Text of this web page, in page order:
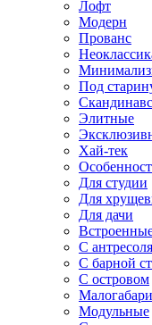
Лофт
Модерн
Прованс
Под
Элитные
Хай-тек
Для студии
Для
Для дачи
С
С барной
С островом
Модульные